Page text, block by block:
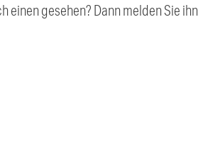
einen gesehen? Dann melden Sie